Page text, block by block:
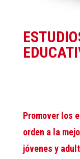
Promover los
orden a la
jóvenes y